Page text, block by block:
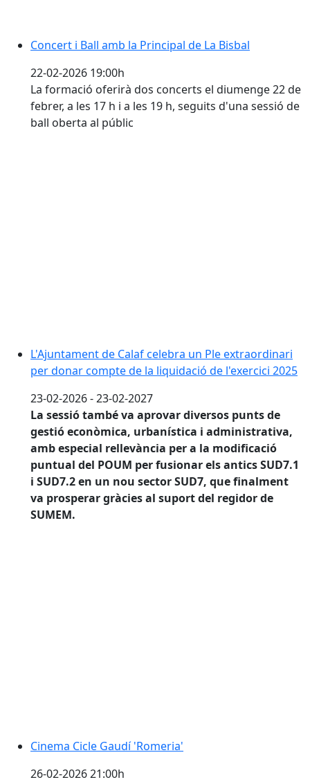
Concert i Ball amb la Principal de La Bisbal
22-02-2026 19:00h
La formació oferirà dos concerts el diumenge 22 de
febrer, a les 17 h i a les 19 h, seguits d'una sessió de
ball oberta al públic
L'Ajuntament de Calaf celebra un Ple extraordinari
per donar compte de la liquidació de l'exercici 2025
23-02-2026 - 23-02-2027
La sessió també va aprovar diversos punts de
gestió econòmica, urbanística i administrativa,
amb especial rellevància per a la modificació
puntual del POUM per fusionar els antics SUD7.1
i SUD7.2 en un nou sector SUD7, que finalment
va prosperar gràcies al suport del regidor de
SUMEM.
Cinema Cicle Gaudí 'Romeria'
26-02-2026 21:00h